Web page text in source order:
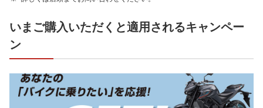
いまご購入いただくと適用されるキャンペー
ン